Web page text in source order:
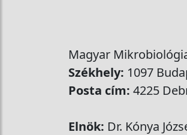
Magyar
Székhely: 1097
Posta cím: 4225
Elnök: Dr. Kónya